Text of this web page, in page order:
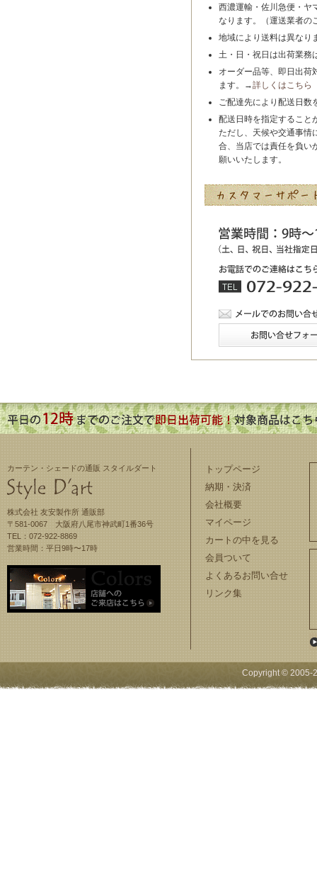
西濃運輸・佐川急便・ヤ
なります。（運送業者の
地域により送料は異なり
土・日・祝日は出荷業務
オーダー品等、即日出荷
ます。→詳しくはこちら
ご配達先により配送日数
配送日時を指定すること
ただし、天候や交通事情
合、当店では責任を負い
願いいたします。
カーテン・シェードの通販 スタイルダート
株式会社 友安製作所 通販部
〒581-0067 大阪府八尾市神武町1番36号
TEL：072-922-8869
営業時間：平日9時〜17時
トップページ
納期・決済
会社概要
マイページ
カートの中を見る
会員ついて
よくあるお問い合せ
リンク集
Copyright © 2005-